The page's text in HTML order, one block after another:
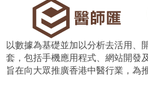
以數據為基礎並加以分析去活用、
套，包括手機應用程式、網站開發
旨在向大眾推廣香港中醫行業，為